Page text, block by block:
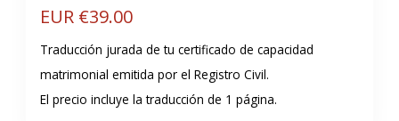
EUR €39.00
Traducción jurada de tu certificado de capacidad
matrimonial emitida por el Registro Civil.
El precio incluye la traducción de 1 página.